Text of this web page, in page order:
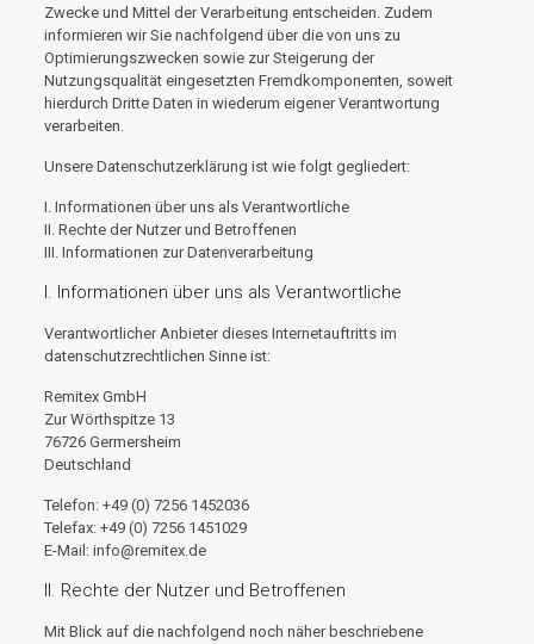
Zwecke und Mittel der Verarbeitung entscheiden. Zudem
informieren wir Sie nachfolgend über die von uns zu
Optimierungszwecken sowie zur Steigerung der
Nutzungsqualität eingesetzten Fremdkomponenten, soweit
hierdurch Dritte Daten in wiederum eigener Verantwortung
verarbeiten.
Unsere Datenschutzerklärung ist wie folgt gegliedert:
I. Informationen über uns als Verantwortliche
II. Rechte der Nutzer und Betroffenen
III. Informationen zur Datenverarbeitung
I. Informationen über uns als Verantwortliche
Verantwortlicher Anbieter dieses Internetauftritts im
datenschutzrechtlichen Sinne ist:
Remitex GmbH
Zur Wörthspitze 13
76726 Germersheim
Deutschland
Telefon: +49 (0) 7256 1452036
Telefax: +49 (0) 7256 1451029
E-Mail: info@remitex.de
II. Rechte der Nutzer und Betroffenen
Mit Blick auf die nachfolgend noch näher beschriebene